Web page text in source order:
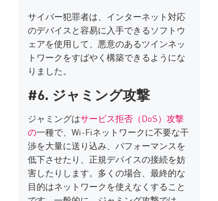
サイバー犯罪者は、インターネット対応
のデバイスと容易に入手できるソフトウ
ェアを使用して、悪意のあるツインネッ
トワークをすばやく構築できるようにな
りました。
#6. ジャミング攻撃
ジャミングはサービス拒否（DoS）攻撃
の一種で、Wi-Fiネットワークに不要な干
渉を大量に送り込み、パフォーマンスを
低下させたり、正規デバイスの接続を妨
害したりします。多くの場合、最終的な
目的はネットワークを使えなくすること